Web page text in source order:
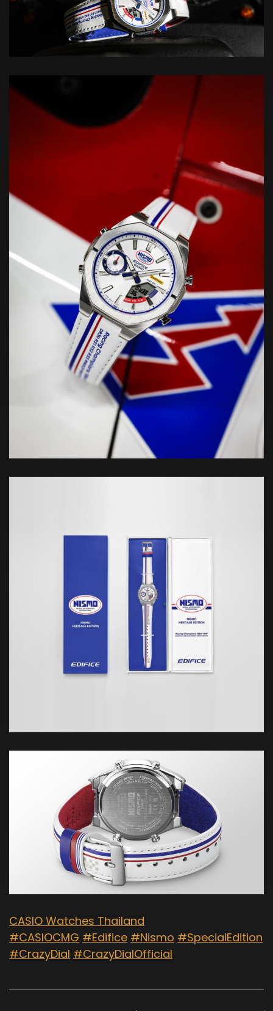
CASIO Watches Thailand
#CASIOCMG #Edifice #Nismo #SpecialEdition
#CrazyDial #CrazyDialOfficial